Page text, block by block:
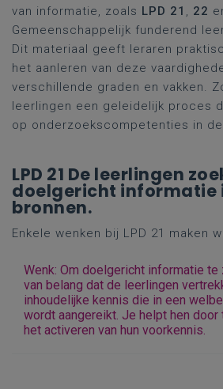
van informatie, zoals LPD 21 , 22
Gemeenschappelijk funderend
Dit materiaal geeft leraren
het aanleren van deze
verschillende graden en vakken.
leerlingen een geleidelijk proces
op onderzoekscompetenties in
LPD 21 De leerlingen
doelgericht informatie
bronnen.
Enkele wenken bij LPD 21 maken
Wenk: Om doelgericht informatie
van belang dat de leerlingen
inhoudelijke kennis die in een
wordt aangereikt. Je helpt hen
het activeren van hun voorkennis.